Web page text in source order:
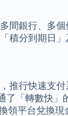
間銀行、多
積分到期日」
推行快速支
了「轉數快
領平台兌換